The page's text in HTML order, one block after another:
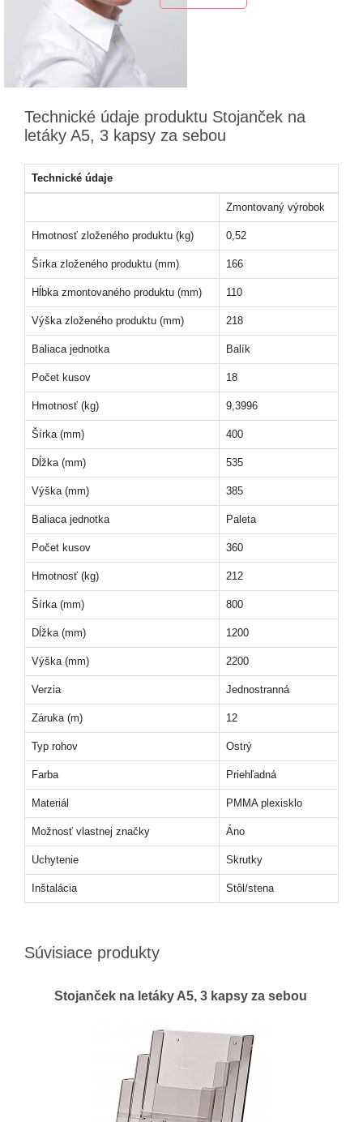
Technické údaje produktu Stojanček na
letáky A5, 3 kapsy za sebou
Technické údaje
Zmontovaný výrobok
Hmotnosť zloženého produktu (kg) 0,52
Šírka zloženého produktu (mm) 166
Hĺbka zmontovaného produktu (mm) 110
Výška zloženého produktu (mm) 218
Baliaca jednotka Balík
Počet kusov 18
Hmotnosť (kg) 9,3996
Šírka (mm) 400
Dĺžka (mm) 535
Výška (mm) 385
Baliaca jednotka Paleta
Počet kusov 360
Hmotnosť (kg) 212
Šírka (mm) 800
Dĺžka (mm) 1200
Výška (mm) 2200
Verzia Jednostranná
Záruka (m) 12
Typ rohov Ostrý
Farba Priehľadná
Materiál PMMA plexisklo
Možnosť vlastnej značky Áno
Uchytenie Skrutky
Inštalácia Stôl/stena
Súvisiace produkty
Stojanček na letáky A5, 3 kapsy za sebou